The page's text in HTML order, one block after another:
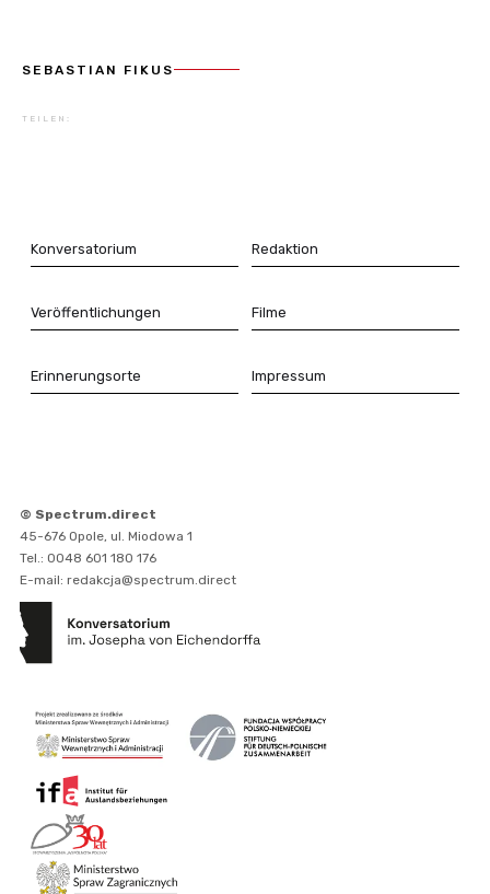
This is some text inside of a div block.
SEBASTIAN FIKUS
TEILEN:
Konversatorium Redaktion
Veröffentlichungen Filme
Erinnerungsorte Impressum
© Spectrum.direct
45-676 Opole, ul. Miodowa 1
Tel.: 0048 601 180 176
E-mail: redakcja@spectrum.direct